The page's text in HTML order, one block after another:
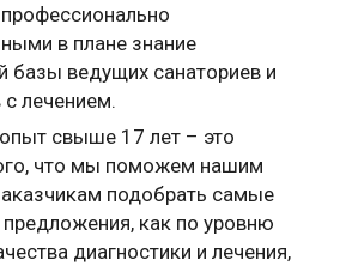
в плане знание
базы ведущих санаториев и
лечением.
свыше 17 лет – это
что мы поможем нашим
подобрать самые
как по уровню
диагностики и лечения,